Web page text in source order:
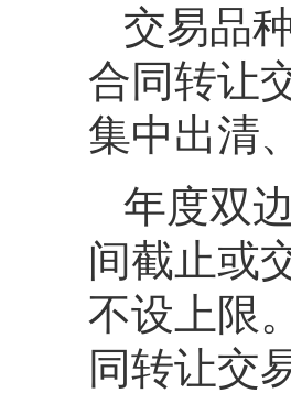
交易品
合同转让
集中出清
年度双
间截止或
不设上限
同转让交